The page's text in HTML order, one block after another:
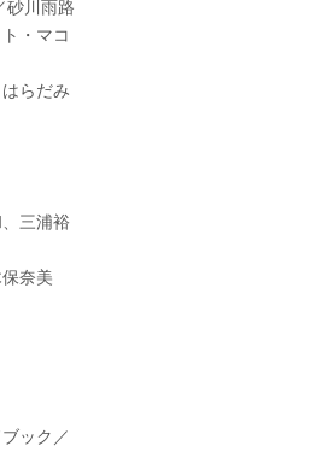
砂川雨路
・マコ
らだみ
三浦裕
奈美
ック／